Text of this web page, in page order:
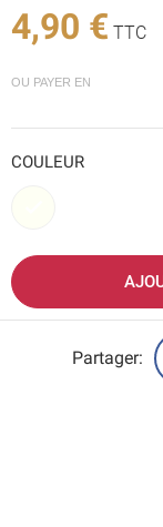
4,90 € TTC
OU PAYER EN
COULEUR
Partager: